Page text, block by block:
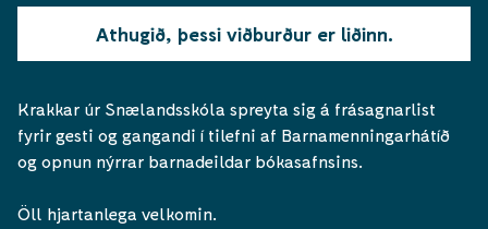
Athugið, þessi viðburður er liðinn.
Krakkar úr Snælandsskóla spreyta sig á frásagnarlist
fyrir gesti og gangandi í tilefni af Barnamenningarhátíð
og opnun nýrrar barnadeildar bókasafnsins.
Öll hjartanlega velkomin.